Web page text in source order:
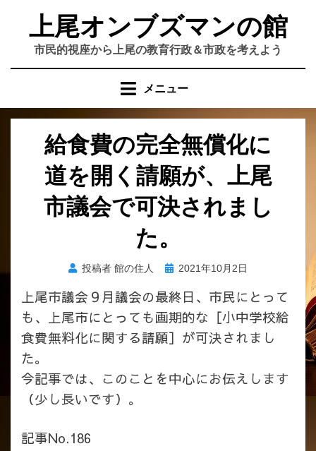
上尾オンブズマンの館
市民的視座から上尾の教育行政＆市政を考えよう
メニュー
給食費の完全無償化に
道を開く請願が、上尾
市議会で可決されまし
た。
投稿者 館の住人
投
日:
2021年10月2日
上尾市議会９月議会の最終日、市民にとって
も、上尾市にとっても画期的な［小中学校給
食費無料化に関する請願］が可決されまし
た。
今記事では、このことを中心にお伝えします
（少し長いです）。
記事No.186